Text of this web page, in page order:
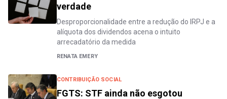
verdade
Desproporcionalidade entre a redução do IRPJ e a
alíquota dos dividendos acena o intuito
arrecadatório da medida
RENATA EMERY
CONTRIBUIÇÃO SOCIAL
FGTS: STF ainda não esgotou